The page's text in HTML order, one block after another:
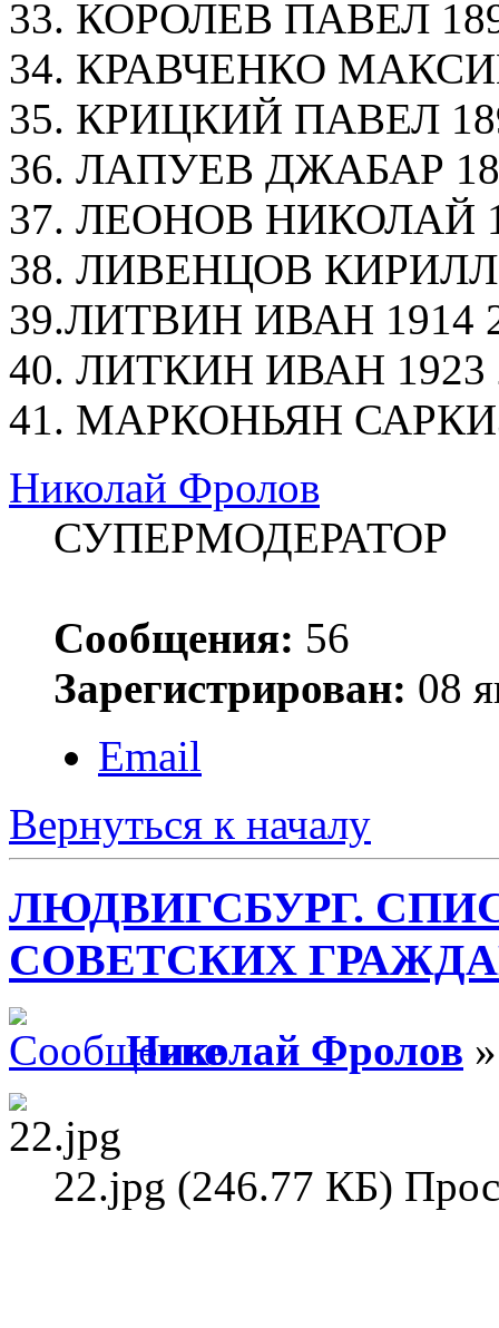
33. КОРОЛЕВ ПАВЕЛ
34. КРАВЧЕНКО
35. КРИЦКИЙ ПАВЕЛ
36. ЛАПУЕВ ДЖАБАР
37. ЛЕОНОВ НИКОЛАЙ
38. ЛИВЕНЦОВ КИРИЛЛ
39.ЛИТВИН ИВАН 1914
40. ЛИТКИН ИВАН 1923
41. МАРКОНЬЯН САРКИЗ
Николай Фролов
СУПЕРМОДЕРАТОР
Сообщения: 56
Зарегистрирован: 08
Email
Вернуться к началу
ЛЮДВИГСБУРГ.
СОВЕТСКИХ
Николай Фролов
22.jpg (246.77 КБ)